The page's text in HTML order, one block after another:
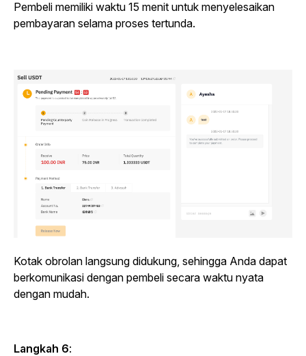
Pembeli memiliki waktu 15 menit untuk menyelesaikan
pembayaran selama proses tertunda.
Kotak obrolan langsung didukung, sehingga Anda dapat
berkomunikasi dengan pembeli secara waktu nyata
dengan mudah.
Langkah 6: